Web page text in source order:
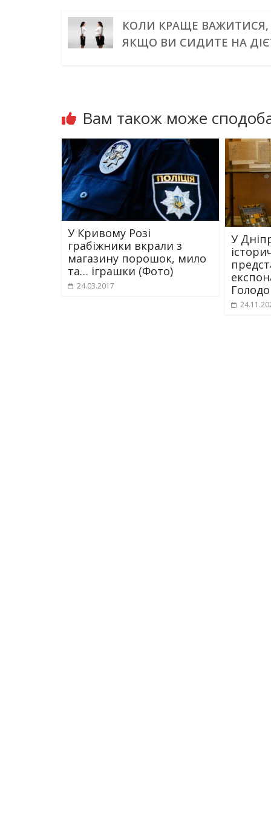
КОЛИ КРАЩЕ ВАЖИТИСЯ,
ЯКЩО ВИ СИДИТЕ НА
Вам також може
У Кривому Розі
грабіжники вкрали з
магазину порошок, мило
та… іграшки (Фото)
24.03.2017
У